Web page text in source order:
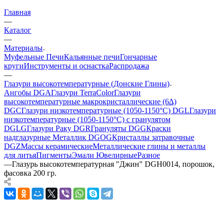
Главная
—
Каталог
—
Материалы
Муфельные ПечиКальянные печиГончарные
кругиИнструменты и оснасткаРаспродажа
—
Глазури высокотемпературные (Донские Глины)
Ангобы DGAГлазури TerraColorГлазури
высокотемпературные макрокристаллические (6∆)
DGCГлазури низкотемпературные (1050-1150°С) DGLГлазури
низкотемпературные (1050-1150°С) с гранулятом
DGLGГлазури Раку DGRГрануляты DGGКраски
надглазурные Металлик DGOGКристаллы затравочные
DGZМассы керамическиеМеталлические глины и металлы
для литьяПигментыЭмали ЮвелирныеРазное
—Глазурь высокотемпературная "Джин" DGH0014, порошок,
фасовка 200 гр.